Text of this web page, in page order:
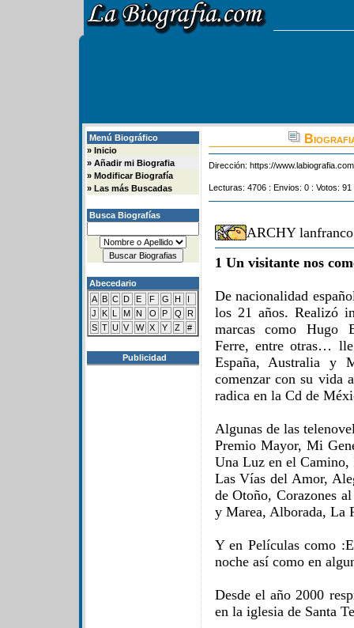
Menú Biográfico
» Inicio
» Añadir mi Biografia
» Modificar Biografía
» Las más Buscadas
Busca Biografías
Abecedario
A B C D E F G H
I
J
K L M N O P Q
R
S T U V W X Y Z #
Publicidad
Dirección: https://
Lecturas: 4706 : Envios: 0 : Votos:
ARCHY
1 Un visitante nos
De nacionalidad
los 21 años. Realizó
marcas como Hugo
Ferre, entre otras…
España, Australia y
comenzar con su vida
radica en la Cd de
Algunas de las
Premio Mayor, Mi
Una Luz en el Camino,
Las Vías del Amor,
de Otoño, Corazones
y Marea, Alborada, La
Y en Películas como
noche así como en
Desde el año 2000
en la iglesia de Santa